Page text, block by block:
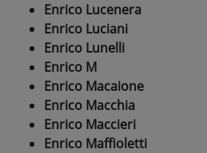
Enrico Lucenera
Enrico Luciani
Enrico Lunelli
Enrico M
Enrico Macaione
Enrico Macchia
Enrico Maccieri
Enrico Maffioletti